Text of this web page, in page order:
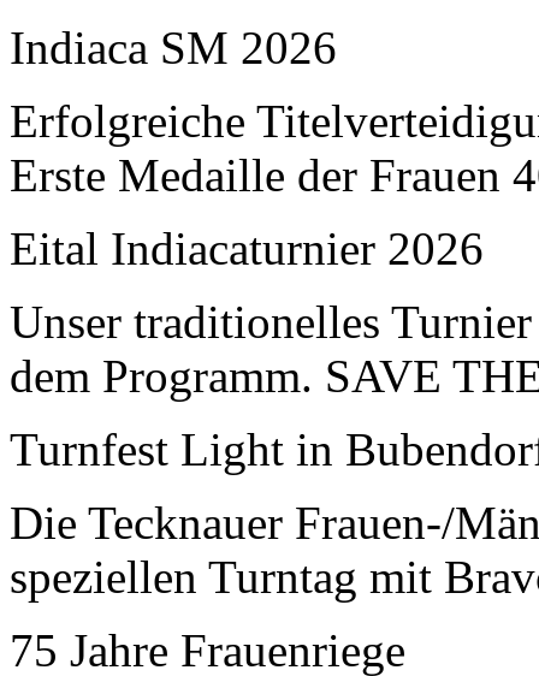
Indiaca SM 2026
Erfolgreiche
Erste Medaille der Frauen
Eital Indiacaturnier 2026
Unser traditionelles
dem Programm. SAVE
Turnfest Light in
Die Tecknauer Frauen-/
speziellen Turntag mit
75 Jahre Frauenriege